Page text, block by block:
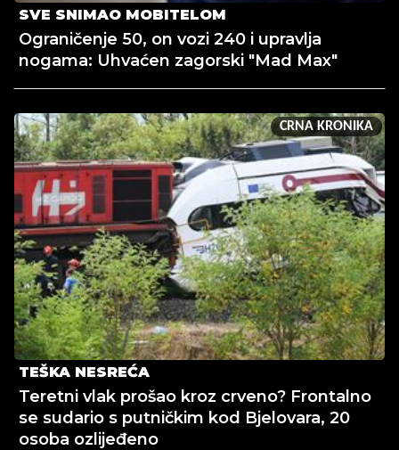
SVE SNIMAO MOBITELOM
Ograničenje 50, on vozi 240 i upravlja
nogama: Uhvaćen zagorski "Mad Max"
CRNA KRONIKA
TEŠKA NESREĆA
Teretni vlak prošao kroz crveno? Frontalno
se sudario s putničkim kod Bjelovara, 20
osoba ozlijeđeno